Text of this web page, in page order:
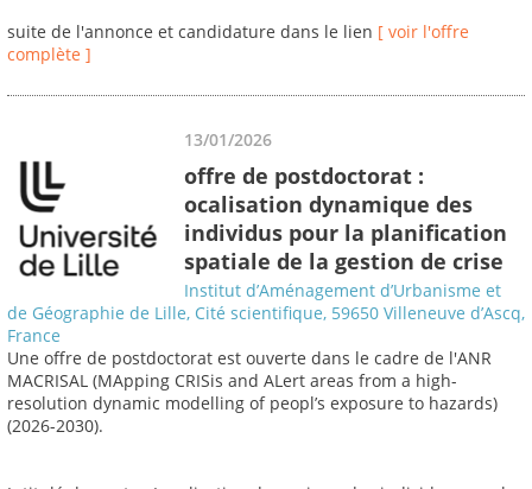
suite de l'annonce et candidature dans le lien [ voir l'offre
complète ]
13/01/2026
offre de postdoctorat :
ocalisation dynamique des
individus pour la planification
spatiale de la gestion de crise
Institut d’Aménagement d’Urbanisme et
de Géographie de Lille, Cité scientifique, 59650 Villeneuve d’Ascq,
France
Une offre de postdoctorat est ouverte dans le cadre de l'ANR
MACRISAL (MApping CRISis and ALert areas from a high-
resolution dynamic modelling of peopl’s exposure to hazards)
(2026-2030).